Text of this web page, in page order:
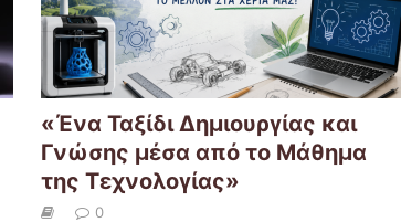
«Ένα Ταξίδι Δημιουργίας και
Γνώσης μέσα από το Μάθημα
της Τεχνολογίας»
0